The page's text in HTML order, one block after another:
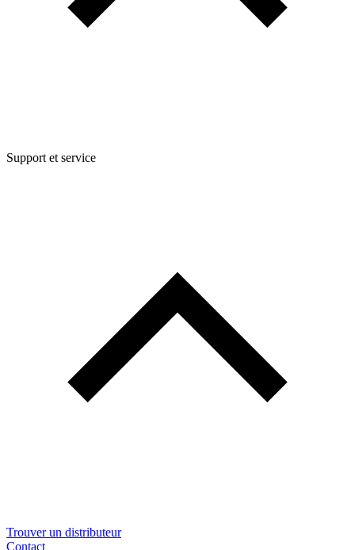
Support et service
Trouver un distributeur
Contact